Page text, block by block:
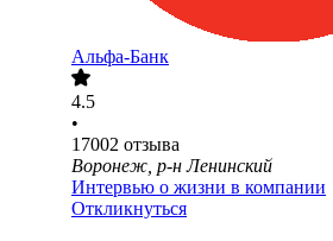
Альфа-Банк
4.5
•
17002 отзыва
Воронеж, р-н Ленинский
Интервью о жизни в компании
Откликнуться